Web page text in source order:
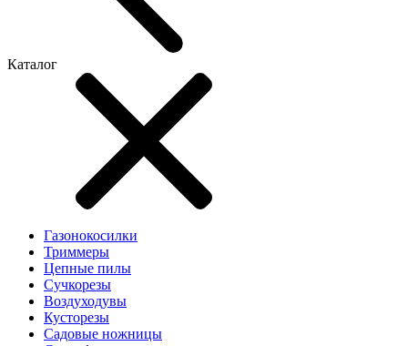
Каталог
Газонокосилки
Триммеры
Цепные пилы
Cучкорезы
Воздуходувы
Кусторезы
Садовые ножницы